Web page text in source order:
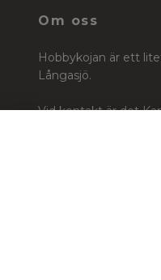
Om oss
Hobbykojan är ett
Långasjö.
Vid kontakt är det